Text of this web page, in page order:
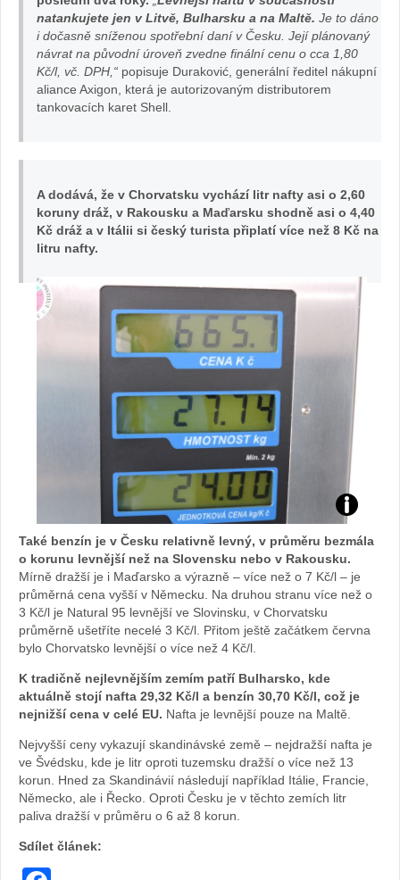
natankujete jen v Litvě, Bulharsku a na Maltě. Je to dáno
i dočasně sníženou spotřební daní v Česku. Její plánovaný
návrat na původní úroveň zvedne finální cenu o cca 1,80
Kč/l, vč. DPH,“ popisuje Duraković, generální ředitel nákupní
aliance Axigon, která je autorizovaným distributorem
tankovacích karet Shell.
A dodává, že v Chorvatsku vychází litr nafty asi o 2,60
koruny dráž, v Rakousku a Maďarsku shodně asi o 4,40
Kč dráž a v Itálii si český turista připlatí více než 8 Kč na
litru nafty.
Zd
:
ar
iv
na
Také benzín je v Česku relativně levný, v průměru bezmála
o korunu levnější než na Slovensku nebo v Rakousku.
Mírně dražší je i Maďarsko a výrazně – více než o 7 Kč/l – je
průměrná cena vyšší v Německu. Na druhou stranu více než o
3 Kč/l je Natural 95 levnější ve Slovinsku, v Chorvatsku
průměrně ušetříte necelé 3 Kč/l. Přitom ještě začátkem června
bylo Chorvatsko levnější o více než 4 Kč/l.
K tradičně nejlevnějším zemím patří Bulharsko, kde
aktuálně stojí nafta 29,32 Kč/l a benzín 30,70 Kč/l, což je
nejnižší cena v celé EU. Nafta je levnější pouze na Maltě.
Nejvyšší ceny vykazují skandinávské země – nejdražší nafta je
ve Švédsku, kde je litr oproti tuzemsku dražší o více než 13
korun. Hned za Skandinávií následují například Itálie, Francie,
Německo, ale i Řecko. Oproti Česku je v těchto zemích litr
paliva dražší v průměru o 6 až 8 korun.
Sdílet článek: